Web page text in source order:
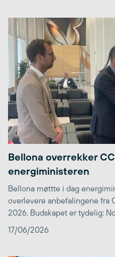
Bellona overrekker
energiministeren
Bellona møttte i dag
overlevere anbefalingene fra
2026. Budskapet er tydelig:
17/06/2026